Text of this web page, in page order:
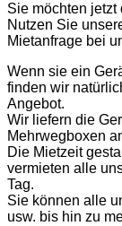
Sie möchten
Nutzen Sie
Mietanfrage bei
Wenn sie ein
finden wir
Angebot.
Wir liefern die
Mehrwegboxen
Die Mietzeit
vermieten alle
Tag.
Sie können alle
usw. bis hin zu